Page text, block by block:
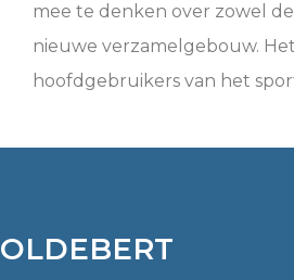
mee te denken over zowel
nieuwe verzamelgebouw.
hoofdgebruikers van het
OLDEBERT